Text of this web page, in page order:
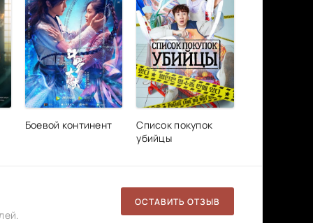
Боевой континент
Список покупок
убийцы
ОСТАВИТЬ ОТЗЫВ